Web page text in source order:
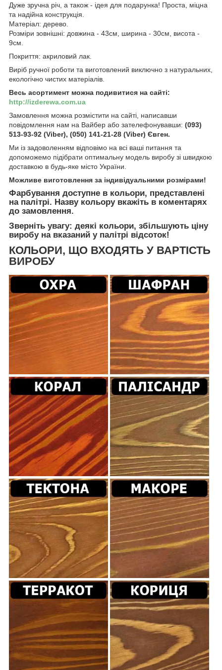
Дуже зручна річ, а також - ідея для подарунка! Проста, міцна
та надійна конструкція.
Матеріал: дерево.
Розміри зовнішні: довжина - 43см, ширина - 30см, висота -
9см.
Покриття: акриловий лак.
Виріб ручної роботи та виготовлений виключно з натуральних,
екологічно чистих матеріалів.
Весь асортимент можна подивитися на сайті:
http://izderewa.com.ua
Замовлення можна розмістити на сайті, написавши
повідомлення нам на Вайбер або зателефонувавши: (093)
513-93-92 (Viber), (050) 141-21-28 (Viber) Євген.
Ми із задоволенням відповімо на всі ваші питання та
допоможемо підібрати оптимальну модель виробу зі швидкою
доставкою в будь-яке місто України.
Можливе виготовлення за індивідуальними розмірами!
Фарбування доступне в кольори, представлені
на палітрі. Назву кольору вкажіть в коментарях
до замовлення.
Зверніть увагу: деякі кольори, збільшують ціну
виробу на вказаний у палітрі відсоток!
КОЛЬОРИ, ЩО ВХОДЯТЬ У ВАРТІСТЬ
ВИРОБУ